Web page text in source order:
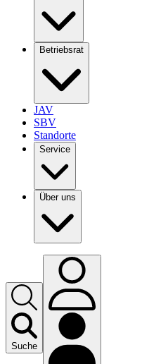
Betriebsrat
JAV
SBV
Standorte
Service
Über uns
Suche